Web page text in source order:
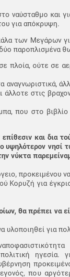
ναύσταθμο και
για απόκρυψη.
των Μεγάρων
παροπλισμένα
πλοία, ούτε σε
στις
που στο
και δια
υψηλότερον νησί
νύκτα
προκειμένου να
για
θα πρέπει να
για
ηγεσία.
που